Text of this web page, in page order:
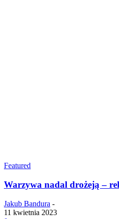
Featured
Warzywa nadal drożeją –
Jakub Bandura -
11 kwietnia 2023